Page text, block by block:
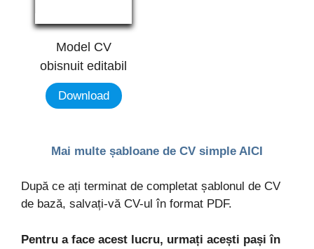
Model CV
obisnuit editabil
Download
Mai multe șabloane de CV simple AICI
După ce ați terminat de completat șablonul de CV
de bază, salvați-vă CV-ul în format PDF.
Pentru a face acest lucru, urmați acești pași în